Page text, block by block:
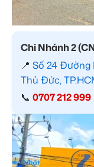
Chi Nhánh 2
📍 Số 24 Đường
Thủ Đức,
📞 0707 212 999